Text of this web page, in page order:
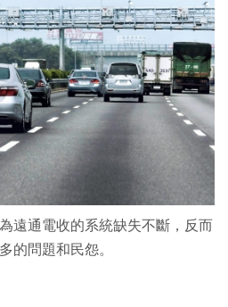
遠通電收的系統缺失不斷，反而
的問題和民怨。